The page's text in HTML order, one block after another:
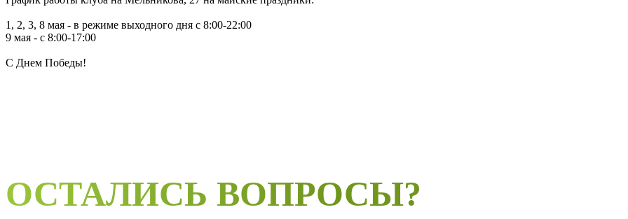
1, 2, 3, 8 мая - в режиме выходного дня с 8:00-22:00
9 мая - с 8:00-17:00
С Днем Победы!
ОСТАЛИСЬ ВОПРОСЫ?